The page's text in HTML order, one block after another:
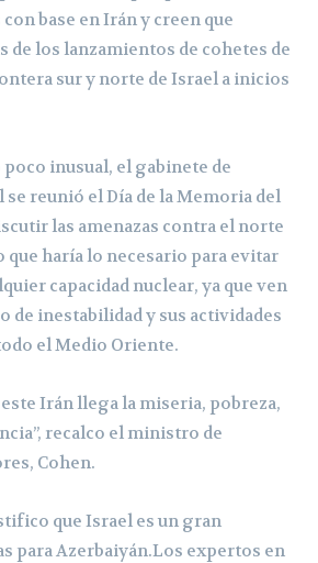
base en Irán y creen que
de los lanzamientos de cohetes de
sur y norte de Israel a inicios
inusual, el gabinete de
se reunió el Día de la Memoria del
las amenazas contra el norte
que haría lo necesario para evitar
capacidad nuclear, ya que ven
de inestabilidad y sus actividades
el Medio Oriente.
Irán llega la miseria, pobreza,
recalco el ministro de
Cohen.
que Israel es un gran
para Azerbaiyán.Los expertos en